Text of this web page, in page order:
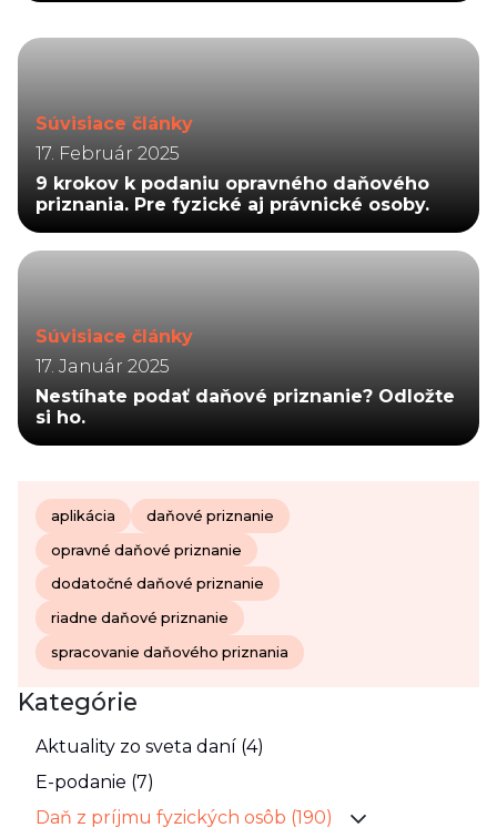
Súvisiace články
17. Február 2025
9 krokov k podaniu opravného daňového
priznania. Pre fyzické aj právnické osoby.
Súvisiace články
17. Január 2025
Nestíhate podať daňové priznanie? Odložte
si ho.
aplikácia daňové priznanie
opravné daňové priznanie
dodatočné daňové priznanie
riadne daňové priznanie
spracovanie daňového priznania
Kategórie
Aktuality zo sveta daní (4)
E-podanie (7)
Daň z príjmu fyzických osôb (190)